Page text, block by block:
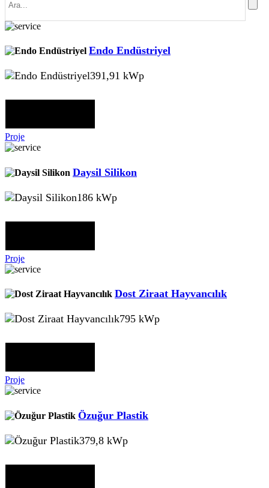
Endo Endüstriyel
391,91 kWp
Proje
Daysil Silikon
186 kWp
Proje
Dost Ziraat Hayvancılık
795 kWp
Proje
Özuğur Plastik
379,8 kWp